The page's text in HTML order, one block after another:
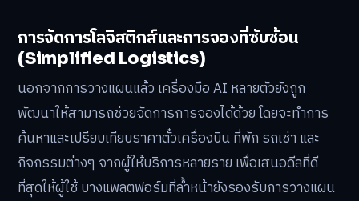
การจัดการโลจิสติกส์และการจองที่ซับซ้อน
(Simplified Logistics)
นอกจากการวางแผนแล้ว เครื่องมือ AI หลายตัวยังถูก
พัฒนาให้สามารถช่วยจัดการการจองได้ด้วย โดยจะทำการ
ค้นหาและเปรียบเทียบราคาตั๋วเครื่องบิน ที่พัก รถเช่า และ
กิจกรรมต่างๆ จากผู้ให้บริการหลายราย เพื่อเสนอดีลที่ดี
ที่สุดให้ผู้ใช้ บางแพลตฟอร์มที่ล้ำหน้ายังรองรับการวางแผน